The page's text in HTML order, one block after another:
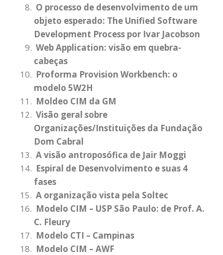
O processo de desenvolvimento de um
objeto esperado: The Unified Software
Development Process por Ivar Jacobson
Web Application: visão em quebra-
cabeças
Proforma Provision Workbench: o
modelo 5W2H
Moldeo CIM da GM
Visão geral sobre
Organizações/Instituições da Fundação
Dom Cabral
A visão antroposófica de Jair Moggi
Espiral de Desenvolvimento e suas 4
fases
A organização vista pela Soltec
Modelo CIM – USP São Paulo: de Prof. A.
C. Fleury
Modelo CTI – Campinas
Modelo CIM – AWF